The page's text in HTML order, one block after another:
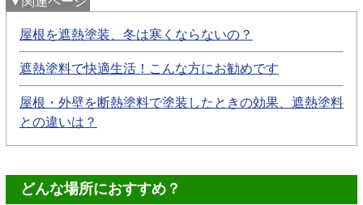
屋根を遮熱塗装、冬は寒くならないの？
遮熱塗料で快適生活！こんな方にお勧めです
屋根・外壁を断熱塗料で塗装したときの効果、遮熱塗料
との違いは？
どんな場所におすすめ？